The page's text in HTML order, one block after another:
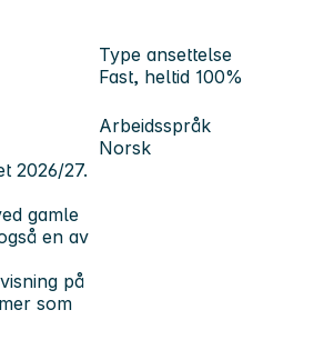
Type ansettelse
Fast, heltid 100%
Arbeidsspråk
Norsk
2026/27.
gamle
en av
på
som